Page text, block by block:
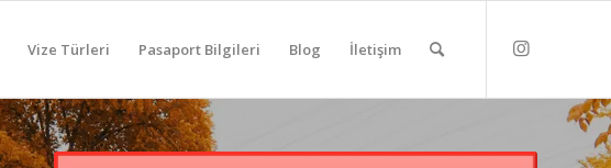
Vize Türleri Pasaport Bilgileri Blog İletişim